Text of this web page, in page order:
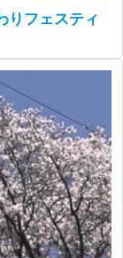
りフェスティ